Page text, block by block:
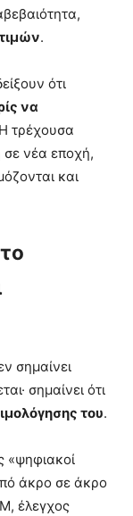
.
ότι
να
τρέχουσα
σε νέα εποχή,
και
σημαίνει
σημαίνει ότι
του.
«ψηφιακοί
άκρο σε άκρο
έλεγχος